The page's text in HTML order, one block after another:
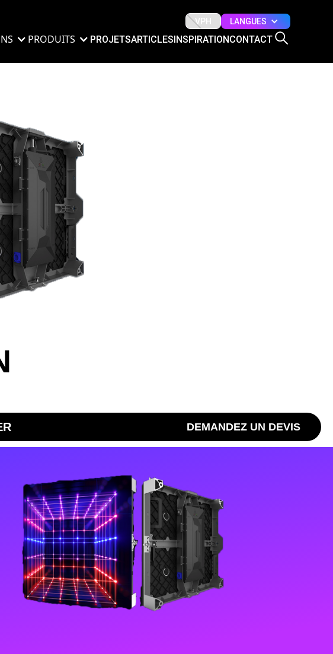
VPH LANGUES
PRODUITS PROJETSARTICLESINSPIRATIONCONTACT
DEMANDEZ UN DEVIS